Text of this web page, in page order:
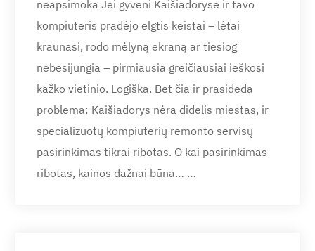
neapsimoka Jei gyveni Kaišiadoryse ir tavo
kompiuteris pradėjo elgtis keistai – lėtai
kraunasi, rodo mėlyną ekraną ar tiesiog
nebesijungia – pirmiausia greičiausiai ieškosi
kažko vietinio. Logiška. Bet čia ir prasideda
problema: Kaišiadorys nėra didelis miestas, ir
specializuotų kompiuterių remonto servisų
pasirinkimas tikrai ribotas. O kai pasirinkimas
ribotas, kainos dažnai būna… …